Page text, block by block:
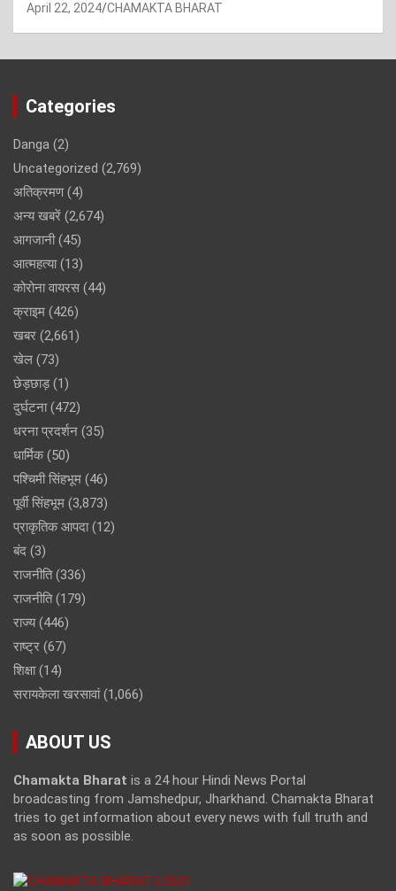
April 22, 2024 CHAMAKTA BHARAT
Categories
Danga (2)
Uncategorized (2,769)
अतिक्रमण(4)
अन्य खबरें (2,674)
आगजानी(45)
आत्महत्या(13)
कोरोना वायरस (44)
क्राइम (426)
खबर (2,661)
खेल (73)
छेड़छाड़(1)
दुर्घटना(472)
धरना प्रदर्शन (35)
धार्मिक(50)
पश्चिमी सिंहभूम (46)
पूर्वी सिंहभूम (3,873)
प्राकृतिक आपदा(12)
बंद (3)
राजनीति(336)
राजनीति(179)
राज्य(446)
राष्ट्र (67)
शिक्षा(14)
सरायकेला खरसावां(1,066)
ABOUT US
Chamakta Bharat is a 24 hour Hindi News Portal
broadcasting from Jamshedpur, Jharkhand. Chamakta Bharat
tries to get information about every news with full truth and
as soon as possible.